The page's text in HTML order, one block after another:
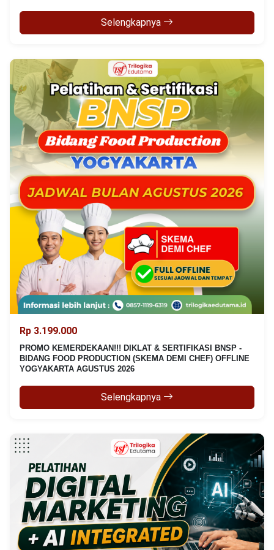
Selengkapnya
Rp 3.199.000
PROMO KEMERDEKAAN!!! DIKLAT & SERTIFIKASI BNSP -
BIDANG FOOD PRODUCTION (SKEMA DEMI CHEF) OFFLINE
YOGYAKARTA AGUSTUS 2026
Selengkapnya